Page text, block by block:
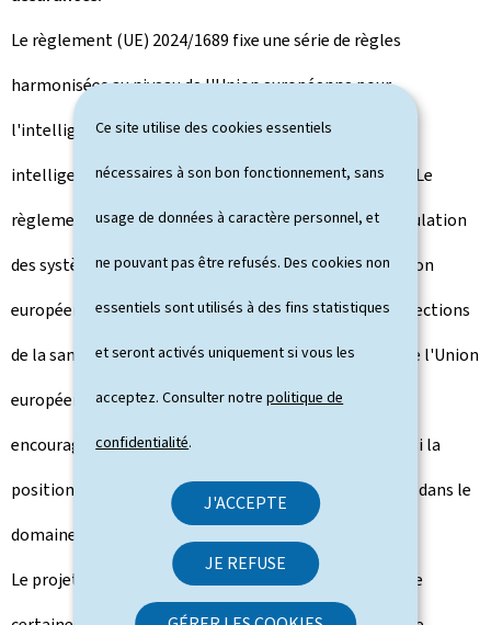
Ce site utilise des cookies essentiels
nécessaires à son bon fonctionnement, sans
usage de données à caractère personnel, et
ne pouvant pas être refusés. Des cookies non
essentiels sont utilisés à des fins statistiques
et seront activés uniquement si vous les
acceptez. Consulter notrepolitique de
confidentialité.
J'ACCEPTE
JE REFUSE
Le règlement (UE) 2024/1689 fixe une série de règles
harmonisées au niveau de l'Union européenne pour
l'intelligence artificielle, visant ainsi à garantir une
intelligence artificielle fiable et centrée sur l'humain. Le
règlement (UE) 2024/1689 assure en outre la libre circulation
des systèmes d'intelligence artificielle au sein de l'Union
européenne tout en prévoyant un niveau élevé de protections
de la santé, à la sécurité et aux droits fondamentaux de l'Union
européenne. Finalement, le règlement (UE) entend
encourager l'innovation et l'emploi, et consolider ainsi la
position de l'Union européenne comme un des leaders dans le
domaine de l'IA.
Le projet de loi prémentionné entend mettre en œuvre